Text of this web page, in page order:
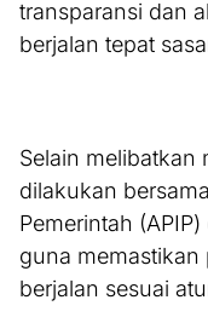
transparansi dan
berjalan tepat
Selain melibatkan
dilakukan
Pemerintah
guna
berjalan sesuai